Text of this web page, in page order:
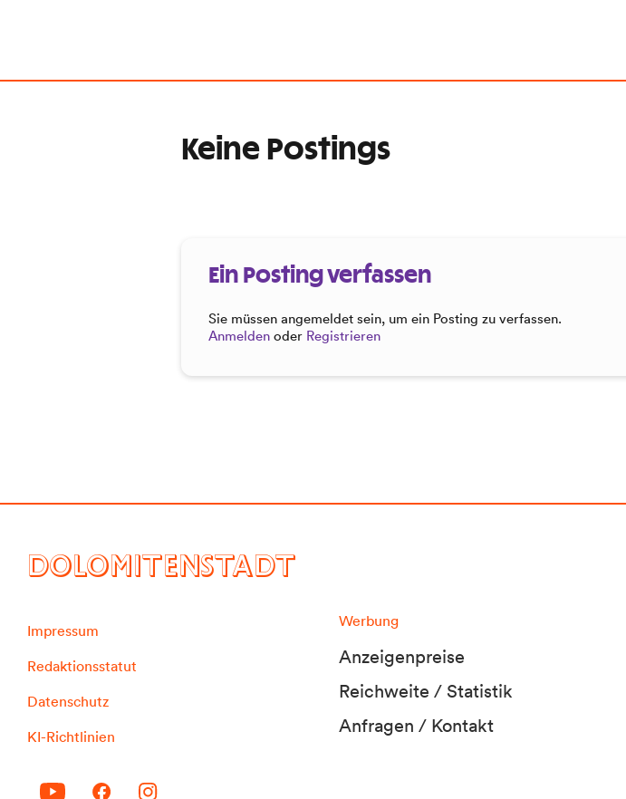
Keine Postings
Ein Posting verfassen
Sie müssen angemeldet sein, um ein Posting zu verfassen.
Anmelden oder Registrieren
DOLOMITENSTADT
Impressum
Redaktionsstatut
Datenschutz
KI-Richtlinien
Werbung
Anzeigenpreise
Reichweite / Statistik
Anfragen / Kontakt